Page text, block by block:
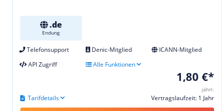
.de
Endung
Telefonsupport Denic-Mitglied
ICANN-Mitglied
API Zugriff
Alle Funktionen
1,80 €*
jährl.
Vertragslaufzeit: 1 Jahr
Tarifdetails